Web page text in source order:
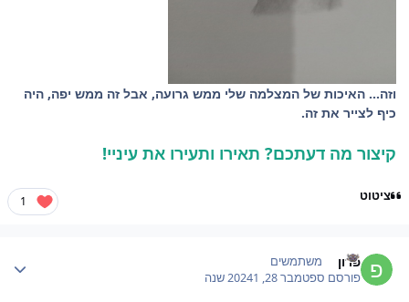
וזה... האיכות של המצלמה שלי ממש גרועה, אבל זה ממש יפה, היה
כיף לצייר את זה.
קיצור מה דעתכם? תאירו ותעירו את עיניי!
ציטוט 1
פרון משתמשים
פורסם ספטמבר 28, 2024 1 שנה